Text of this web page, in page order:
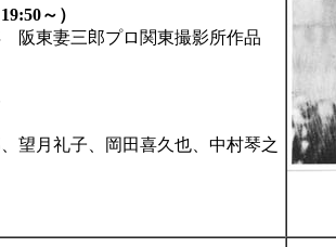
～）
阪東妻三郎プロ関東撮影所作品
望月礼子、岡田喜久也、中村琴之